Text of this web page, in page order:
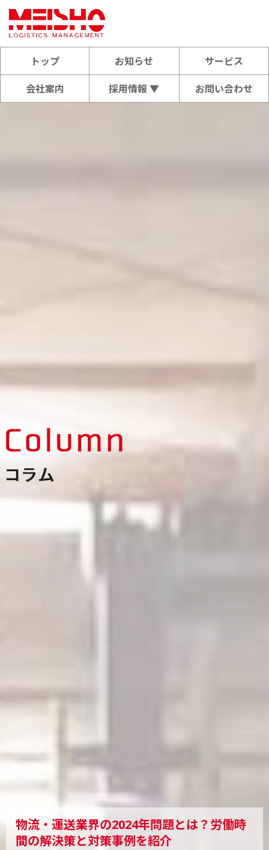
トップ お知らせ サービス
会社案内 採用情報 ▼ お問い合わせ
物流・運送業界の2024年問題とは？労働時
間の解決策と対策事例を紹介